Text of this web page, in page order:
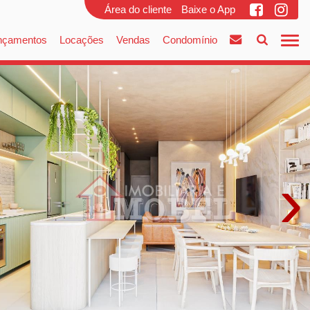
Área do cliente Baixe o App
Locações Vendas Condomínio
›